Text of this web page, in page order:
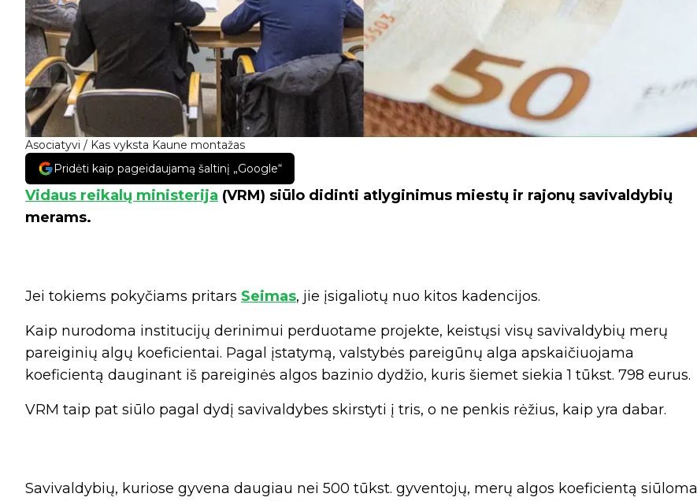
Asociatyvi / Kas vyksta Kaune montažas
Pridėti kaip pageidaujamą šaltinį „Google“
Vidaus reikalų ministerija (VRM) siūlo didinti atlyginimus miestų ir rajonų savivaldybių
merams.
Jei tokiems pokyčiams pritars Seimas, jie įsigaliotų nuo kitos kadencijos.
Kaip nurodoma institucijų derinimui perduotame projekte, keistųsi visų savivaldybių merų
pareiginių algų koeficientai. Pagal įstatymą, valstybės pareigūnų alga apskaičiuojama
koeficientą dauginant iš pareiginės algos bazinio dydžio, kuris šiemet siekia 1 tūkst. 798 eurus.
VRM taip pat siūlo pagal dydį savivaldybes skirstyti į tris, o ne penkis rėžius, kaip yra dabar.
Savivaldybių, kuriose gyvena daugiau nei 500 tūkst. gyventojų, merų algos koeficientą siūloma